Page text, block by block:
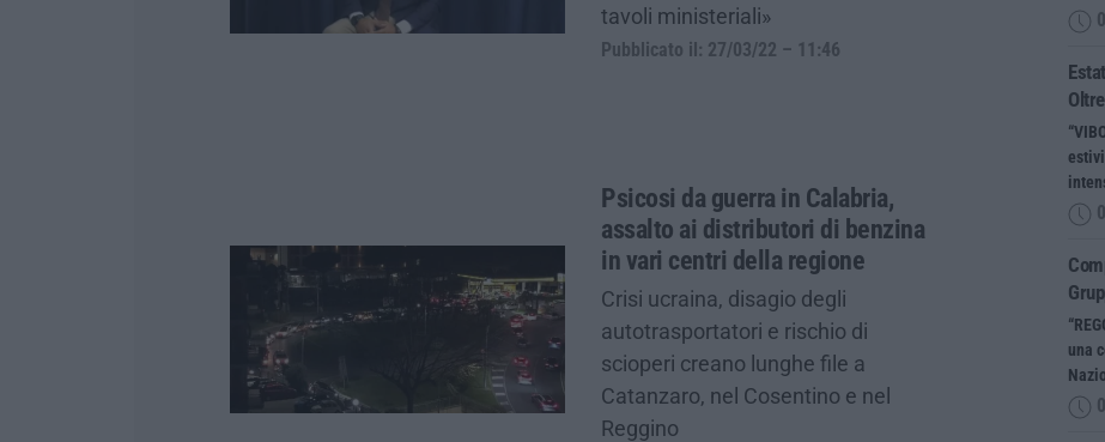
tavoli ministeriali»
Pubblicato il: 27/03/22 – 11:46
Psicosi da guerra in Calabria,
assalto ai distributori di benzina
in vari centri della regione
Crisi ucraina, disagio degli
autotrasportatori e rischio di
scioperi creano lunghe file a
Catanzaro, nel Cosentino e nel
Reggino
una